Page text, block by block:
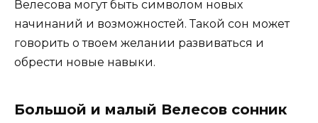
Велесова могут быть символом новых
начинаний и возможностей. Такой сон может
говорить о твоем желании развиваться и
обрести новые навыки.
Большой и малый Велесов сонник